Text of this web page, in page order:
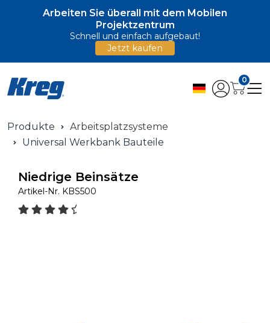
Arbeiten Sie überall mit dem Mobilen
Projektzentrum
Schnell und einfach aufgebaut!
Jetzt kaufen
0
Produkte
Arbeitsplatzsysteme
Universal Werkbank Bauteile
Niedrige Beinsätze
Artikel-Nr. KBS500